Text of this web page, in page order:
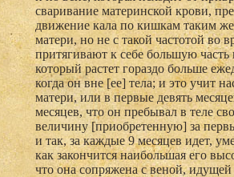
сваривание материнской крови,
движение кала по кишкам таким же
матери, но не с такой частотой во
притягивают к себе большую часть
который растет гораздо больше
когда он вне [ее] тела; и это учит
матери, или в первые девять
месяцев, что он пребывал в теле
величину [приобретенную] за
и так, за каждые 9 месяцев идет,
как закончится наибольшая его
что она сопряжена с веной,